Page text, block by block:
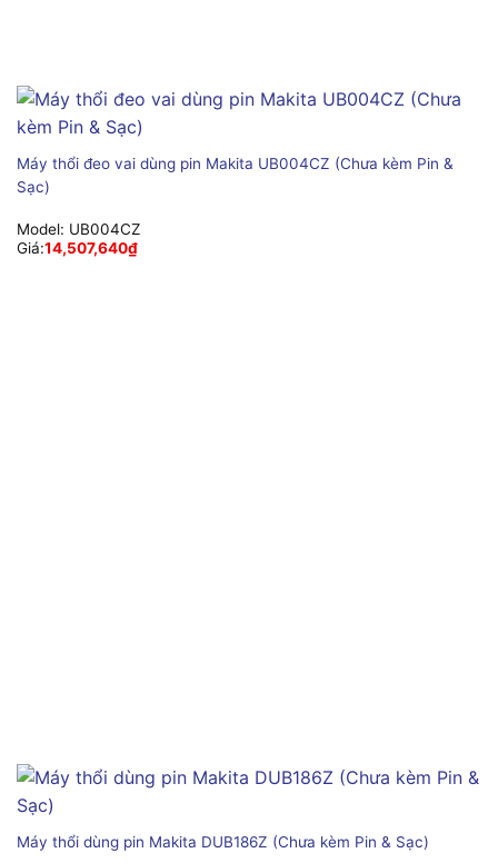
Máy thổi đeo vai dùng pin Makita UB004CZ (Chưa kèm Pin &
Sạc)
Model: UB004CZ
Giá:14,507,640₫
Máy thổi dùng pin Makita DUB186Z (Chưa kèm Pin & Sạc)